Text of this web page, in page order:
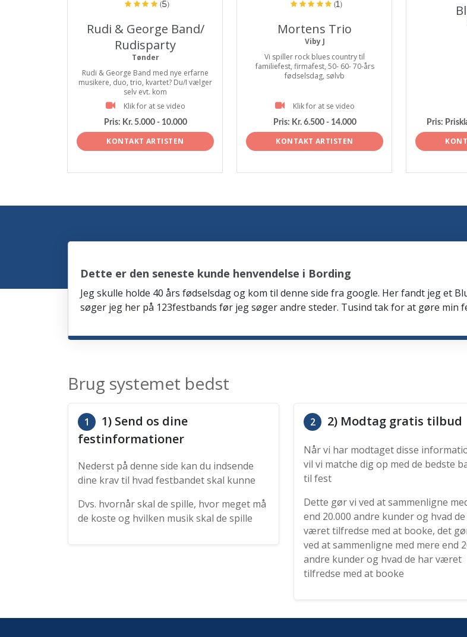
(5)
Rudi & George Band/
Rudisparty
Tønder
Rudi & George Band med nye erfarne
musikere, duo, trio, kvartet? Du/I vælger
selv evt. kom
Klik for at se video
Pris: Kr. 5.000 - 10.000
KONTAKT ARTISTEN
(1)
Mortens Trio
Viby J
Vi spiller rock blues country til
familiefest, firmafest, 50- 60- 70-års
fødselsdag, sølvb
Klik for at se video
Pris: Kr. 6.500 - 14.000
KONTAKT ARTISTEN
Pris:
Dette er den seneste kunde henvendelse i Bording
Jeg skulle holde 40 års fødselsdag og kom til denne side fra google. Her fandt jeg et
søger jeg her på 123festbands før jeg søger andre steder. Tusind tak for at gøre min
Brug systemet bedst
1
1) Send os dine
festinformationer
Nederst på denne side kan du indsende
dine krav til hvad festbandet skal kunne
Dvs. hvornår skal de spille, hvor meget må
de koste og hvilken musik skal de spille
2 2) Modtag gratis tilbud
Når vi har modtaget disse
vil vi matche dig op med de bedste
til fest
Dette gør vi ved at sammenligne
end 20.000 andre kunder og hvad
været tilfredse med at booke, det
ved at sammenligne med mere end
andre kunder og hvad de har været
tilfredse med at booke